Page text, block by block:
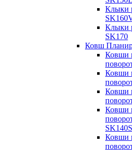
Клыки
Клыки
SK170
Ковш
Ковши
Ковши
Ковши
Ковши
Ковши